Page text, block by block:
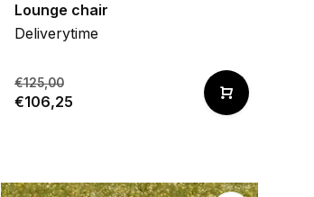
Lounge chair
Deliverytime
€125,00
€106,25